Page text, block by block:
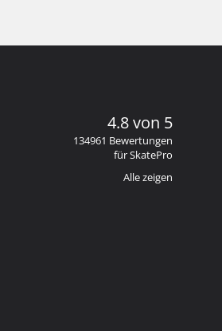
4.8 von 5
134961 Bewertungen
für SkatePro
Alle zeigen